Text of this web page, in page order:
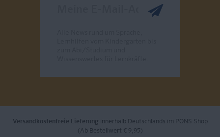
Versandkostenfreie Lieferung innerhalb Deutschlands im PONS Shop
(Ab Bestellwert € 9,95)